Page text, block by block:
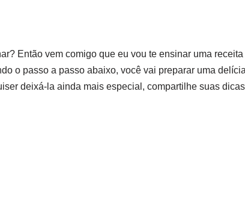
Então vem comigo que eu vou te ensinar uma
o passo a passo abaixo, você vai preparar uma
deixá-la ainda mais especial, compartilhe suas